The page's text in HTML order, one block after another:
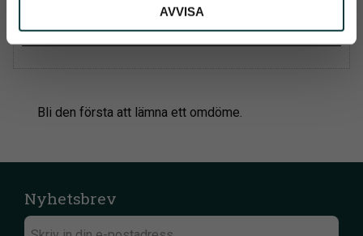
AVVISA
Bli den första att lämna ett omdöme.
Nyhetsbrev